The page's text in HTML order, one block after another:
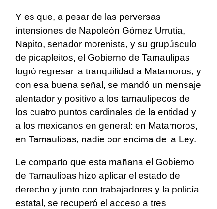
Y es que, a pesar de las perversas
intensiones de Napoleón Gómez Urrutia,
Napito, senador morenista, y su grupúsculo
de picapleitos, el Gobierno de Tamaulipas
logró regresar la tranquilidad a Matamoros, y
con esa buena señal, se mandó un mensaje
alentador y positivo a los tamaulipecos de
los cuatro puntos cardinales de la entidad y
a los mexicanos en general: en Matamoros,
en Tamaulipas, nadie por encima de la Ley.
Le comparto que esta mañana el Gobierno
de Tamaulipas hizo aplicar el estado de
derecho y junto con trabajadores y la policía
estatal, se recuperó el acceso a tres